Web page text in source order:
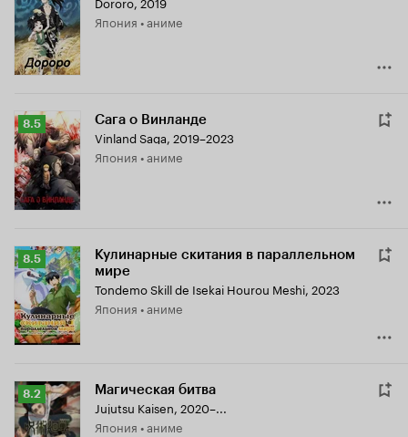
Кинопоиска
8.3
Япония • аниме
Рейтинг
Кинопоиска
8.5
8.5 Сага о Винланде
Vinland Saga, 2019–2023
Япония • аниме
Рейтинг
Кинопоиска
8.5
8.5
Кулинарные скитания в параллельном
мире
Tondemo Skill de Isekai Hourou Meshi, 2023
Япония • аниме
Рейтинг
Кинопоиска
8.2
8.2 Магическая битва
Jujutsu Kaisen, 2020–...
Япония • аниме